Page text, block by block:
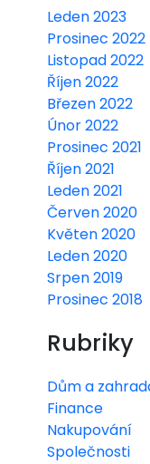
Leden 2023
Prosinec 2022
Listopad 2022
Říjen 2022
Březen 2022
Únor 2022
Prosinec 2021
Říjen 2021
Leden 2021
Červen 2020
Květen 2020
Leden 2020
Srpen 2019
Prosinec 2018
Rubriky
Dům a
Finance
Nakupování
Společnosti